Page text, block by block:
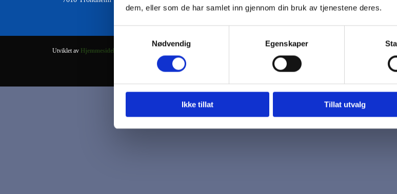
dem, eller som de har samlet inn gjennom din bruk av tjenestene deres.
Nødvendig
Egenskaper
Ikke tillat Tillat utvalg
Utviklet av Hjemmesidehuset